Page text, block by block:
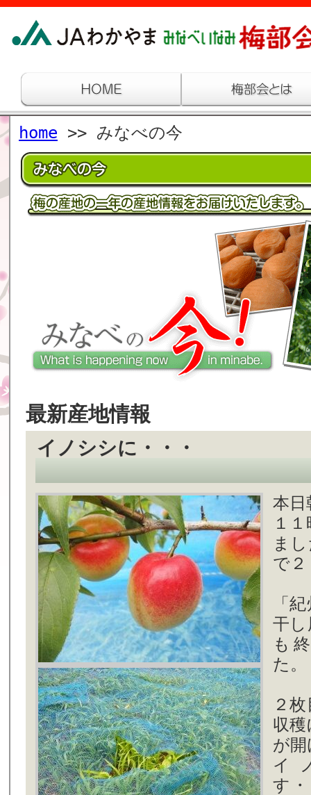
home >> みなべの今
最新産地情報
イノシシに・・・
本日
１
ま
で
「
干し
も
た。
２
収
が
イ
す